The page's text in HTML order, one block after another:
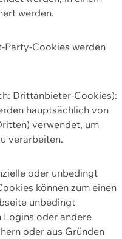
werden.
Party-Cookies werden
Drittanbieter-Cookies):
hauptsächlich von
verwendet, um
verarbeiten.
oder unbedingt
können zum einen
unbedingt
Logins oder andere
oder aus Gründen